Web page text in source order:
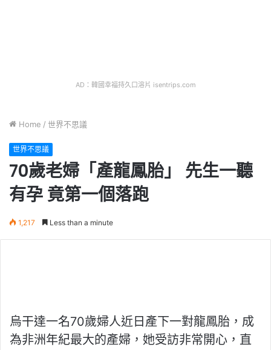
AD：韓國幸福持久口溶片 isentrips.com
Home / 世界不思議
世界不思議
70歲老婦「產龍鳳胎」 先生一聽
有孕 竟第一個落跑
1,217 Less than a minute
烏干達一名70歲婦人近日產下一對龍鳳胎，成
為非洲年紀最大的產婦，她受訪非常開心，直